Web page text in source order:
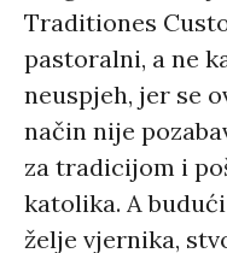
Traditiones
pastoralni, a ne
neuspjeh, jer se
način nije
za tradicijom i
katolika. A
želje vjernika,